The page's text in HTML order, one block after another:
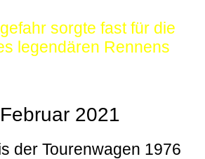
sorgte fast für die
legendären Rennens
2021
der Tourenwagen 1976